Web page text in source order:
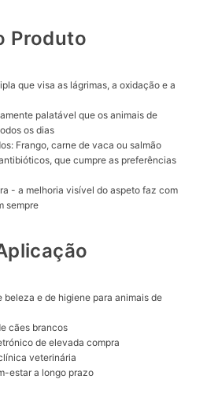
Produto
que visa as lágrimas, a oxidação e a
palatável que os animais de
os dias
Frango, carne de vaca ou salmão
que cumpre as preferências
- a melhoria visível do aspeto faz com
sempre
beleza e de higiene para animais de
cães brancos
de elevada compra
veterinária
estar a longo prazo